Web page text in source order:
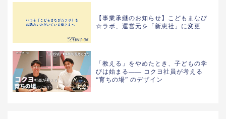
【事業承継のお知らせ】こどもまなび
☆ラボ、運営元を「新恵社」に変更
「教える」をやめたとき、子どもの学
びは始まる—— コクヨ社員が考える
“育ちの場” のデザイン